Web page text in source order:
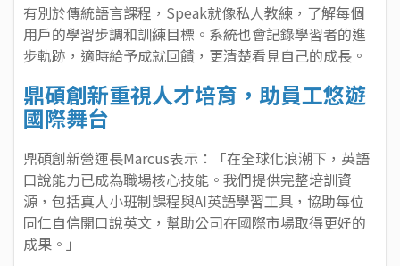
有別於傳統語言課程，Speak就像私人教練，了解每個
用戶的學習步調和訓練目標。系統也會記錄學習者的進
步軌跡，適時給予成就回饋，更清楚看見自己的成長。
鼎碩創新重視人才培育，助員工悠遊
國際舞台
鼎碩創新營運長Marcus表示：「在全球化浪潮下，英語
口說能力已成為職場核心技能。我們提供完整培訓資
源，包括真人小班制課程與AI英語學習工具，協助每位
同仁自信開口說英文，幫助公司在國際市場取得更好的
成果。」